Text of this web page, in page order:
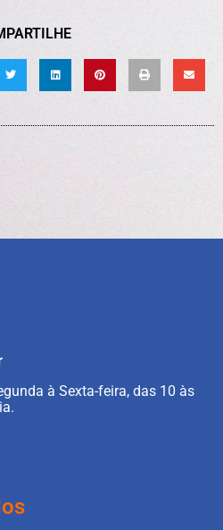
à Sexta-feira, das 10 às